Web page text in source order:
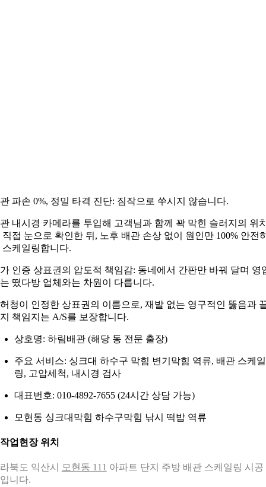
파손 0%, 정밀 타격 진단: 짐작으로 쑤시지 않습니다.
내시경 카메라를 투입해 고객님과 함께 꽉 막힌 슬러지의 위
직접 눈으로 확인한 뒤, 노후 배관 손상 없이 원인만 100% 안전
스케일링합니다.
인증 상표권의 압도적 책임감: 동네에서 간판만 바꿔 달며 영
떴다방 업체와는 차원이 다릅니다.
청이 인정한 상표권의 이름으로, 재발 없는 영구적인 뚫음과
책임지는 A/S를 보장합니다.
상호명: 하림배관 (해당 동 전문 출장)
주요 서비스: 싱크대 하수구 막힘 변기막힘 역류, 배관 스케일
링, 고압세척, 내시경 검사
대표번호: 010-4892-7655 (24시간 상담 가능)
모현동 싱크대막힘 하수구막힘 낚시 떡밥 역류
업현장 위치
북도 익산시 모현동 111 아파트 단지 주방 배관 스케일링 시공
니다.